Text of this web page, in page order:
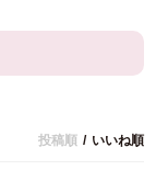
投稿順 / いいね順